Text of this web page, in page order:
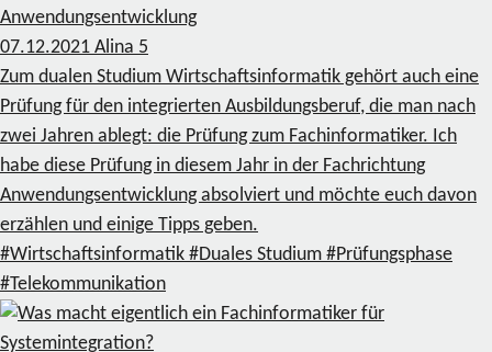
Anwendungsentwicklung
07.12.2021 Alina 5
Zum dualen Studium Wirtschaftsinformatik gehört auch eine
Prüfung für den integrierten Ausbildungsberuf, die man nach
zwei Jahren ablegt: die Prüfung zum Fachinformatiker. Ich
habe diese Prüfung in diesem Jahr in der Fachrichtung
Anwendungsentwicklung absolviert und möchte euch davon
erzählen und einige Tipps geben.
#Wirtschaftsinformatik #Duales Studium #Prüfungsphase
#Telekommunikation